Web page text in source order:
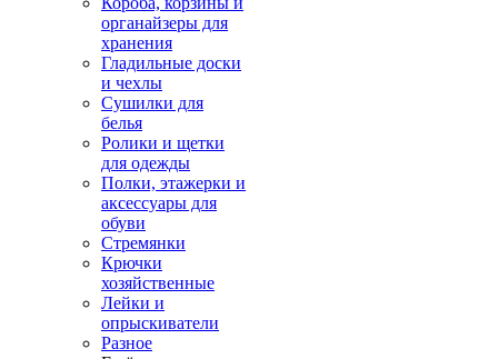
органайзеры для
хранения
Гладильные доски
и чехлы
Сушилки для
белья
Ролики и щетки
для одежды
Полки, этажерки и
аксессуары для
обуви
Стремянки
Крючки
хозяйственные
Лейки и
опрыскиватели
Разное